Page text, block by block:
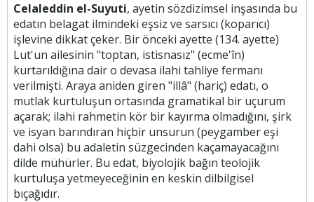
Celaleddin el-Suyuti, ayetin sözdizimsel inşasında bu
edatın belagat ilmindeki eşsiz ve sarsıcı (koparıcı)
işlevine dikkat çeker. Bir önceki ayette (134. ayette)
Lut'un ailesinin "toptan, istisnasız" (ecme'în)
kurtarıldığına dair o devasa ilahi tahliye fermanı
verilmişti. Araya aniden giren "illâ" (hariç) edatı, o
mutlak kurtuluşun ortasında gramatikal bir uçurum
açarak; ilahi rahmetin kör bir kayırma olmadığını, şirk
ve isyan barındıran hiçbir unsurun (peygamber eşi
dahi olsa) bu adaletin süzgecinden kaçamayacağını
dilde mühürler. Bu edat, biyolojik bağın teolojik
kurtuluşa yetmeyeceğinin en keskin dilbilgisel
bıçağıdır.